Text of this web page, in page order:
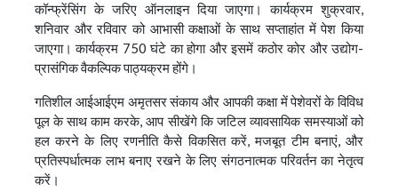
कॉन्फ्रेंसिंग के जरिए ऑनलाइन दिया जाएगा। कार्यक्रम शुक्रवार,
शनिवार और रविवार को आभासी कक्षाओं के साथ सप्ताहांत में पेश किया
जाएगा। कार्यक्रम 750 घंटे का होगा और इसमें कठोर कोर और उद्योग-
प्रासंगिक वैकल्पिक पाठ्यक्रम होंगे।
गतिशील आईआईएम अमृतसर संकाय और आपकी कक्षा में पेशेवरों के विविध
पूल के साथ काम करके, आप सीखेंगे कि जटिल व्यावसायिक समस्याओं को
हल करने के लिए रणनीति कैसे विकसित करें, मजबूत टीम बनाएं, और
प्रतिस्पर्धात्मक लाभ बनाए रखने के लिए संगठनात्मक परिवर्तन का नेतृत्व
करें।